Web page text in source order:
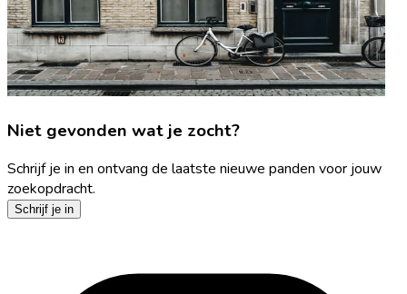
Niet gevonden wat je zocht?
Schrijf je in en ontvang de laatste nieuwe panden voor jouw
zoekopdracht.
Schrijf je in